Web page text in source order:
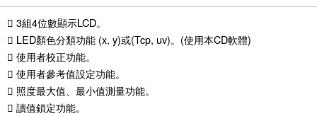
 3組4位數顯示LCD。
 LED顏色分類功能 (x, y)或(Tcp, uv)。(使用本CD軟體)
 使用者校正功能。
 使用者參考值設定功能。
 照度最大值、最小值測量功能。
 讀值鎖定功能。